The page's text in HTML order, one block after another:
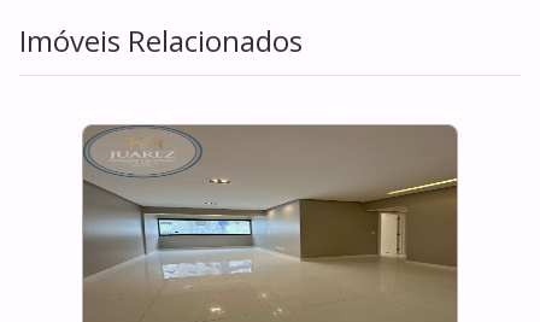
Imóveis Relacionados